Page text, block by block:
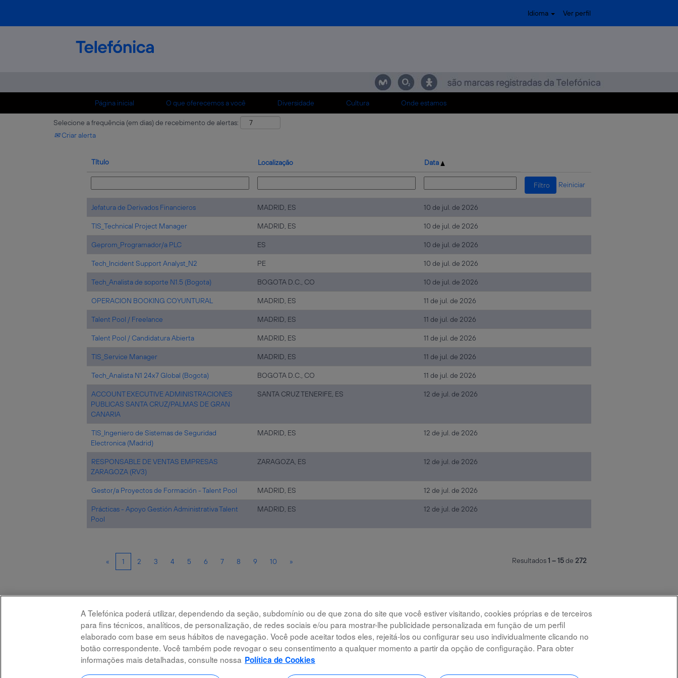
Idioma Ver perfil
Página inicial O que oferecemos a você Diversidade Cultura Onde estamos
Selecione a frequência (em dias) de recebimento de alertas:
Criar alerta
Título Localização Data
Reiniciar
Jefatura de Derivados Financieros MADRID, ES 10 de jul. de 2026
TIS_Technical Project Manager MADRID, ES 10 de jul. de 2026
Geprom_Programador/a PLC ES 10 de jul. de 2026
Tech_Incident Support Analyst_N2 PE 10 de jul. de 2026
Tech_Analista de soporte N1.5 (Bogota) BOGOTA D.C., CO 10 de jul. de 2026
OPERACION BOOKING COYUNTURAL MADRID, ES 11 de jul. de 2026
Talent Pool / Freelance MADRID, ES 11 de jul. de 2026
Talent Pool / Candidatura Abierta MADRID, ES 11 de jul. de 2026
TIS_Service Manager MADRID, ES 11 de jul. de 2026
Tech_Analista N1 24x7 Global (Bogota) BOGOTA D.C., CO 11 de jul. de 2026
ACCOUNT EXECUTIVE ADMINISTRACIONES
PUBLICAS SANTA CRUZ/PALMAS DE GRAN
CANARIA
SANTA CRUZ TENERIFE, ES 12 de jul. de 2026
TIS_Ingeniero de Sistemas de Seguridad
Electronica (Madrid)
MADRID, ES 12 de jul. de 2026
RESPONSABLE DE VENTAS EMPRESAS
ZARAGOZA (RV3)
ZARAGOZA, ES 12 de jul. de 2026
Gestor/a Proyectos de Formación - Talent Pool MADRID, ES 12 de jul. de 2026
Prácticas - Apoyo Gestión Administrativa Talent
Pool
MADRID, ES 12 de jul. de 2026
Resultados1 – 15de 272
« 1 2 3 4 5 6 7 8 9 10 »
Criar alerta
Advertência legal Acessibilidade Proteção de dados
b
A Telefónica poderá utilizar, dependendo da seção, subdomínio ou de que zona do site que você estiver visitando, cookies próprias e de terceiros
para fins técnicos, analíticos, de personalização, de redes sociais e/ou para mostrar-lhe publicidade personalizada em função de um perfil
elaborado com base em seus hábitos de navegação. Você pode aceitar todos eles, rejeitá-los ou configurar seu uso individualmente clicando no
botão correspondente. Você também pode revogar o seu consentimento a qualquer momento a partir da opção de configuração. Para obter
informações mais detalhadas, consulte nossa Política de Cookies